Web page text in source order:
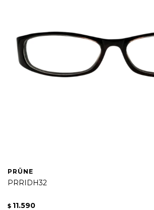
PRÜNE
PRRIDH32
$ 11.590